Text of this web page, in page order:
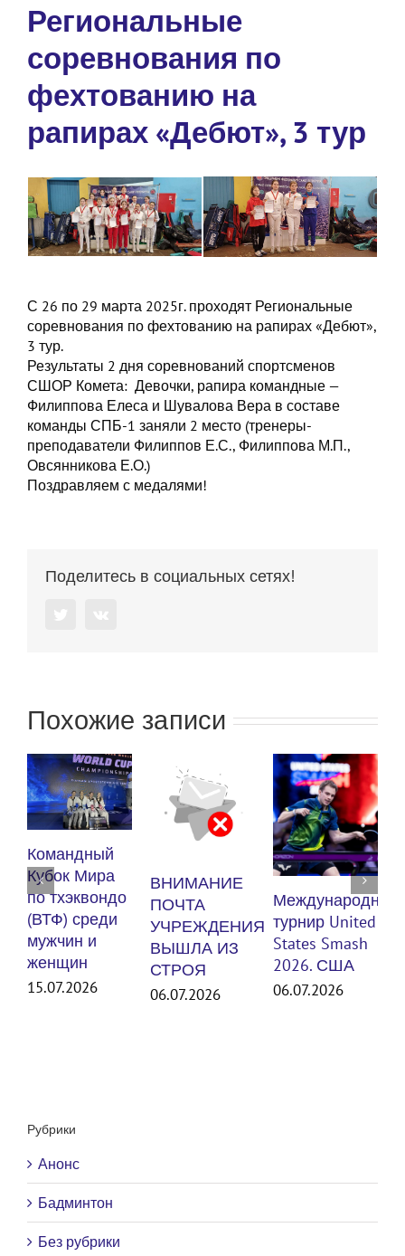
Региональные
соревнования по
фехтованию на
рапирах «Дебют», 3 тур
С 26 по 29 марта 2025г. проходят Региональные
соревнования по фехтованию на рапирах «Дебют»,
3 тур.
Результаты 2 дня соревнований спортсменов
СШОР Комета: Девочки, рапира командные —
Филиппова Елеса и Шувалова Вера в составе
команды СПБ-1 заняли 2 место (тренеры-
преподаватели Филиппов Е.С., Филиппова М.П.,
Овсянникова Е.О.)
Поздравляем с медалями!
Поделитесь в социальных сетях!
Похожие записи
Командный
Кубок Мира
по тхэквондо
(ВТФ) среди
мужчин и
женщин
15.07.2026
ВНИМАНИЕ
ПОЧТА
УЧРЕЖДЕНИЯ
ВЫШЛА ИЗ
СТРОЯ
06.07.2026
Международный
турнир United
States Smash
2026. США
06.07.2026
Рубрики
Анонс
Бадминтон
Без рубрики